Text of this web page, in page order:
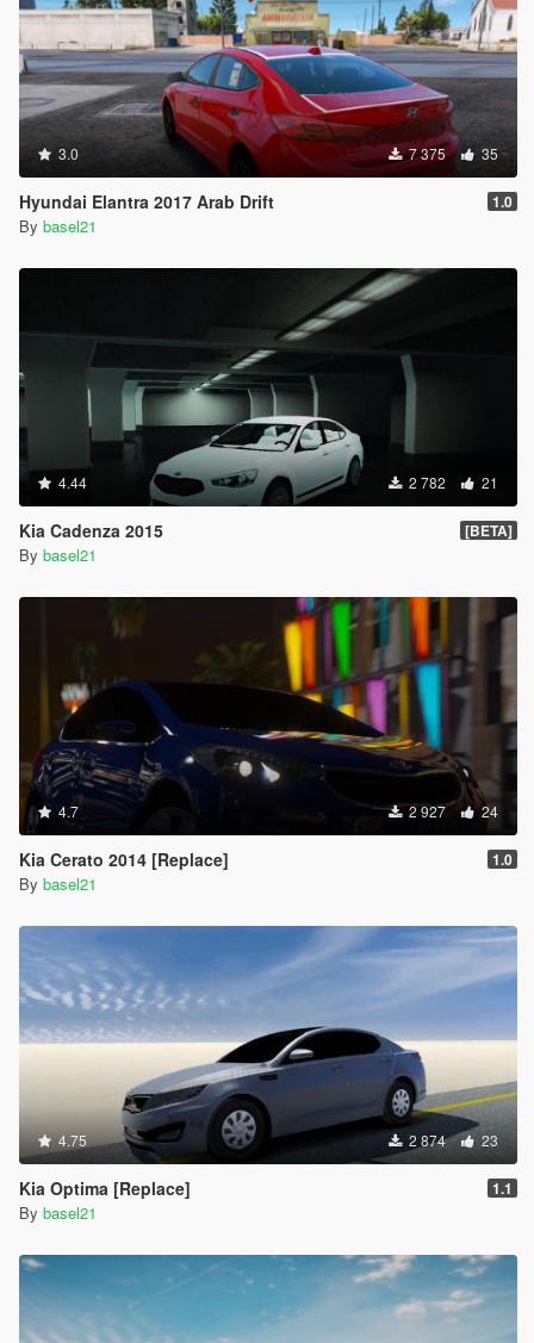
3.0 7 375 35
Hyundai Elantra 2017 Arab Drift 1.0
By basel21
4.44 2 782 21
Kia Cadenza 2015 [BETA]
By basel21
4.7 2 927 24
Kia Cerato 2014 [Replace] 1.0
By basel21
4.75 2 874 23
Kia Optima [Replace] 1.1
By basel21